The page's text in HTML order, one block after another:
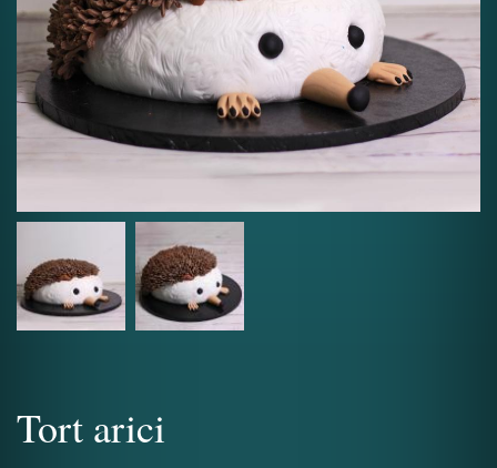
Tort arici